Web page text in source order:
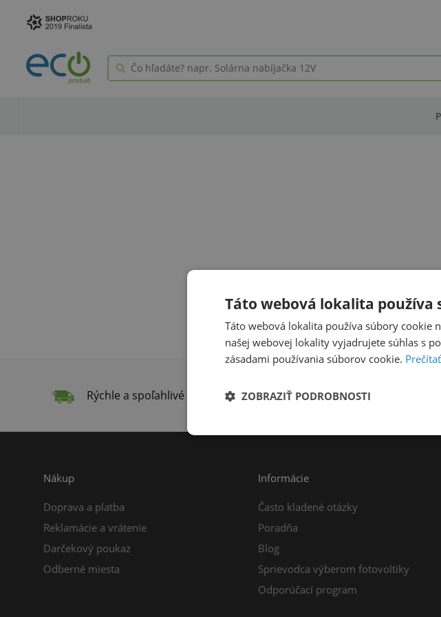
Rýchle a spoľahlivé doručenie Doprava zdarma od 49,00 €
Nákup
Doprava a platba
Reklamácie a vrátenie
Darčekový poukaz
Odberné miesta
Informácie
Často kladené otázky
Poradňa
Blog
Sprievodca výberom fotovoltiky
Odporúčací program
Táto webová lokalita používa
Táto webová lokalita používa súbory cookie
našej webovej lokality vyjadrujete súhlas s
zásadami používania súborov cookie.
ZOBRAZIŤ PODROBNOSTI